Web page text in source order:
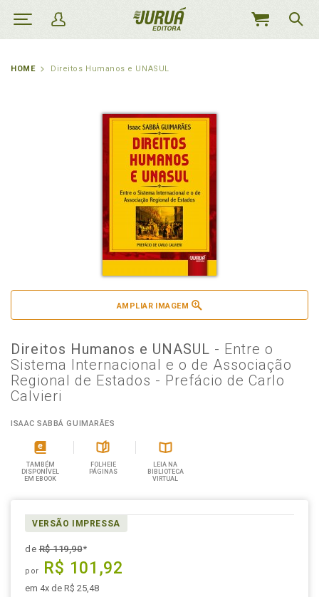
MEU
HOME Direitos Humanos e UNASUL
AMPLIAR IMAGEM
Direitos Humanos e UNASUL - Entre o
Sistema Internacional e o de Associação
Regional de Estados - Prefácio de Carlo
Calvieri
ISAAC SABBÁ GUIMARÃES
TAMBÉM
DISPONÍVEL
EM EBOOK
FOLHEIE
PÁGINAS
LEIA NA
BIBLIOTECA
VIRTUAL
VERSÃO IMPRESSA
deR$ 119,90*
por R$ 101,92
em 4x de R$ 25,48